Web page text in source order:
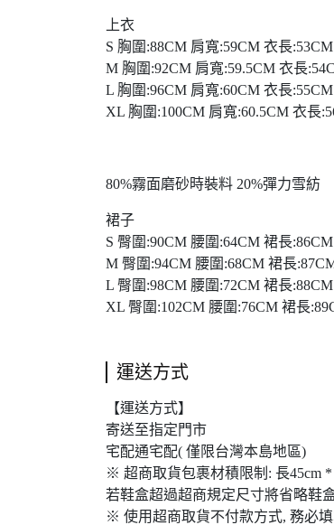
上衣
S 胸圍:88CM 肩寬:59CM 衣長:53CM
M 胸圍:92CM 肩寬:59.5CM 衣長
L 胸圍:96CM 肩寬:60CM 衣長:55CM
XL 胸圍:100CM 肩寬:60.5CM 衣長
80%霧面磨砂時裝料 20%彈力雪紡
裙子
S 臀圍:90CM 腰圍:64CM 裙長:86CM
M 臀圍:94CM 腰圍:68CM 裙長
L 臀圍:98CM 腰圍:72CM 裙長:88CM
XL 臀圍:102CM 腰圍:76CM 裙長
運送方式
【運送方式】
寄送至指定門市
宅配通宅配( 僅限台灣本島地區)
※ 超商取貨包裹材積限制: 長45cm *
若鞋盒超過超商規定尺寸將省略鞋
※ 使用超商取貨不付款方式, 務必